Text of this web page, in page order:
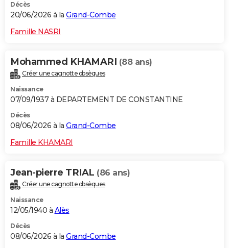
Décès
20/06/2026 à la Grand-Combe
Famille NASRI
Mohammed KHAMARI (88 ans)
Créer une cagnotte obsèques
Naissance
07/09/1937 à DEPARTEMENT DE CONSTANTINE
Décès
08/06/2026 à la Grand-Combe
Famille KHAMARI
Jean-pierre TRIAL (86 ans)
Créer une cagnotte obsèques
Naissance
12/05/1940 à Alès
Décès
08/06/2026 à la Grand-Combe